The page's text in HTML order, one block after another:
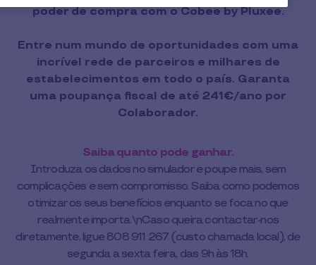
poder de compra com o Cobee by Pluxee.
Entre num mundo de oportunidades com uma
incrível rede de parceiros e milhares de
estabelecimentos em todo o país. Garanta
uma poupança fiscal de até 241€/ano por
Colaborador.
Saiba quanto pode ganhar.
Introduza os dados no simulador e poupe mais, sem
complicações e sem compromisso. Saiba como podemos
otimizar os seus benefícios enquanto se foca no que
realmente importa.\nCaso queira contactar-nos
diretamente, ligue 808 911 267 (custo chamada local), de
segunda a sexta feira, das 9h às 18h.